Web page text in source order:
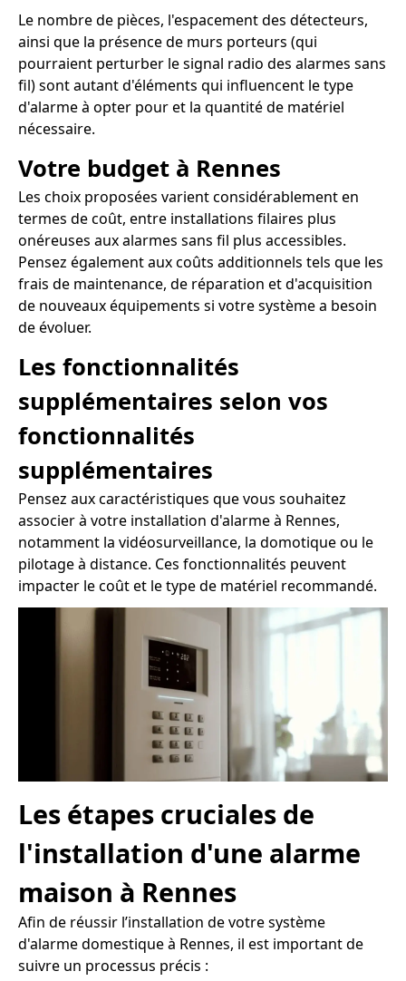
Le nombre de pièces, l'espacement des détecteurs,
ainsi que la présence de murs porteurs (qui
pourraient perturber le signal radio des alarmes sans
fil) sont autant d'éléments qui influencent le type
d'alarme à opter pour et la quantité de matériel
nécessaire.
Votre budget à Rennes
Les choix proposées varient considérablement en
termes de coût, entre installations filaires plus
onéreuses aux alarmes sans fil plus accessibles.
Pensez également aux coûts additionnels tels que les
frais de maintenance, de réparation et d'acquisition
de nouveaux équipements si votre système a besoin
de évoluer.
Les fonctionnalités
supplémentaires selon vos
fonctionnalités
supplémentaires
Pensez aux caractéristiques que vous souhaitez
associer à votre installation d'alarme à Rennes,
notamment la vidéosurveillance, la domotique ou le
pilotage à distance. Ces fonctionnalités peuvent
impacter le coût et le type de matériel recommandé.
Les étapes cruciales de
l'installation d'une alarme
maison à Rennes
Afin de réussir l’installation de votre système
d'alarme domestique à Rennes, il est important de
suivre un processus précis :